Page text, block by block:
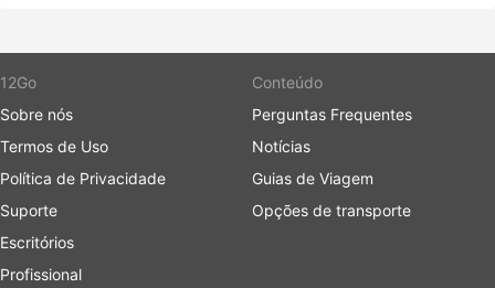
12Go
Sobre nós
Termos de Uso
Política de Privacidade
Suporte
Escritórios
Profissional
Conteúdo
Perguntas Frequentes
Notícias
Guias de Viagem
Opções de transporte